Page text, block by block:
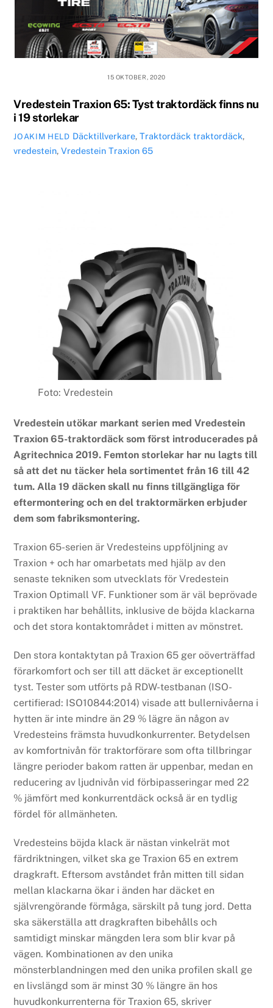
15 OKTOBER, 2020
Vredestein Traxion 65: Tyst traktordäck finns nu
i 19 storlekar
JOAKIM HELD Däcktillverkare, Traktordäck traktordäck,
vredestein,Vredestein Traxion 65
Foto: Vredestein
Vredestein utökar markant serien med Vredestein
Traxion 65-traktordäck som först introducerades på
Agritechnica 2019. Femton storlekar har nu lagts till
så att det nu täcker hela sortimentet från 16 till 42
tum. Alla 19 däcken skall nu finns tillgängliga för
eftermontering och en del traktormärken erbjuder
dem som fabriksmontering.
Traxion 65-serien är Vredesteins uppföljning av
Traxion + och har omarbetats med hjälp av den
senaste tekniken som utvecklats för Vredestein
Traxion Optimall VF. Funktioner som är väl beprövade
i praktiken har behållits, inklusive de böjda klackarna
och det stora kontaktområdet i mitten av mönstret.
Den stora kontaktytan på Traxion 65 ger oöverträffad
förarkomfort och ser till att däcket är exceptionellt
tyst. Tester som utförts på RDW-testbanan (ISO-
certifierad: ISO10844:2014) visade att bullernivåerna i
hytten är inte mindre än 29 % lägre än någon av
Vredesteins främsta huvudkonkurrenter. Betydelsen
av komfortnivån för traktorförare som ofta tillbringar
längre perioder bakom ratten är uppenbar, medan en
reducering av ljudnivån vid förbipasseringar med 22
% jämfört med konkurrentdäck också är en tydlig
fördel för allmänheten.
Vredesteins böjda klack är nästan vinkelrät mot
färdriktningen, vilket ska ge Traxion 65 en extrem
dragkraft. Eftersom avståndet från mitten till sidan
mellan klackarna ökar i änden har däcket en
självrengörande förmåga, särskilt på tung jord. Detta
ska säkerställa att dragkraften bibehålls och
samtidigt minskar mängden lera som blir kvar på
vägen. Kombinationen av den unika
mönsterblandningen med den unika profilen skall ge
en livslängd som är minst 30 % längre än hos
huvudkonkurrenterna för Traxion 65, skriver